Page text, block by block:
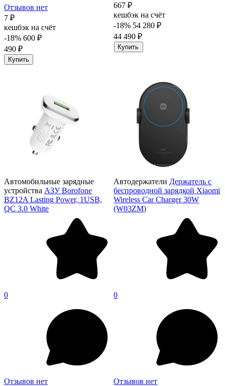
Отзывов нет
7 ₽
кешбэк на счёт
-18% 600 ₽
490 ₽
Купить
667 ₽
кешбэк на счёт
-18% 54 280 ₽
44 490 ₽
Купить
Автомобильные зарядные
устройства АЗУ Borofone
BZ12A Lasting Power, 1USB,
QC 3.0 White
0
Отзывов нет
Автодержатели Держатель с
беспроводной зарядкой Xiaomi
Wireless Car Charger 30W
(W03ZM)
0
Отзывов нет